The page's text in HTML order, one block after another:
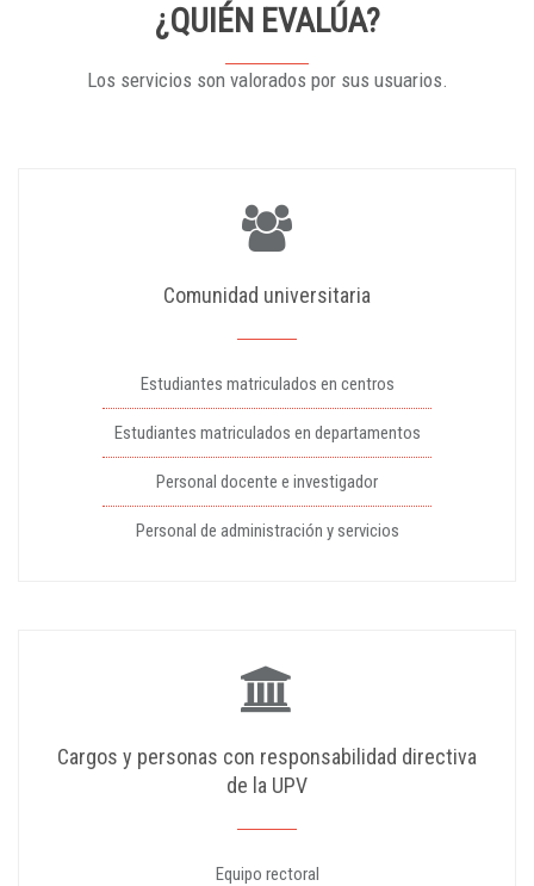
¿QUIÉN EVALÚA?
Los servicios son valorados por sus usuarios.
Comunidad universitaria
Estudiantes matriculados en centros
Estudiantes matriculados en departamentos
Personal docente e investigador
Personal de administración y servicios
Cargos y personas con responsabilidad directiva
de la UPV
Equipo rectoral